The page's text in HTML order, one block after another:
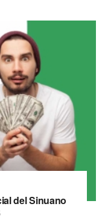
del Sinuano